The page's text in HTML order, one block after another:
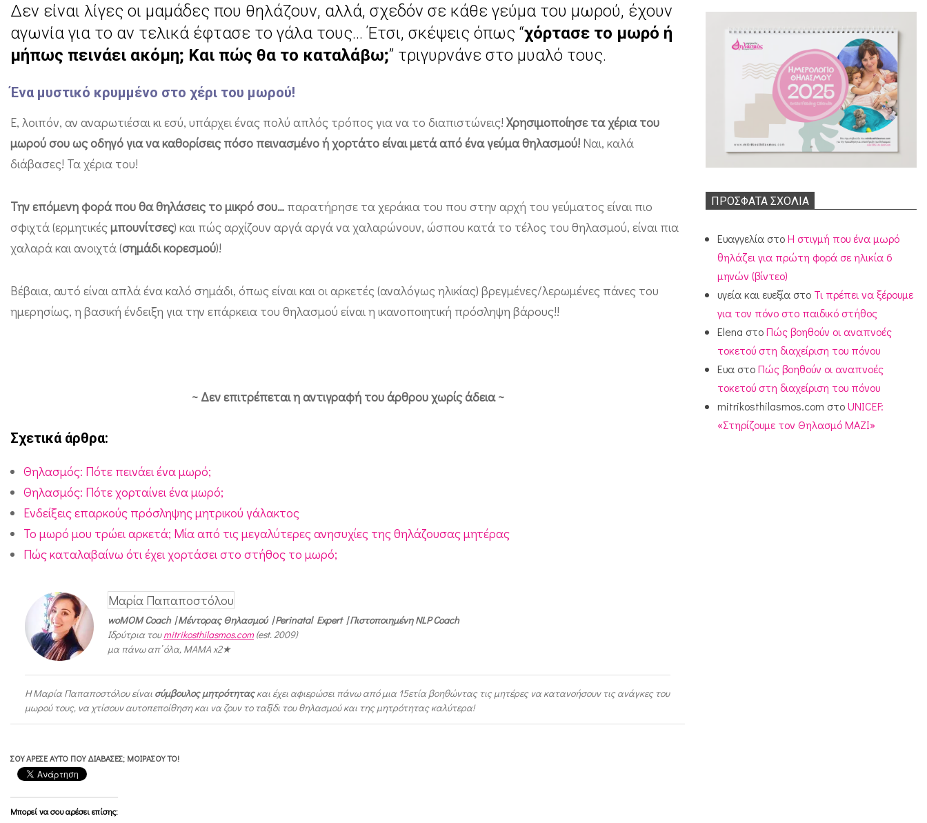
Δ
ε
ς
τ
ο
χ
έ
ρ
τ
ο
υ
Δεν είναι λίγες οι μαμάδες που θηλάζουν, αλλά, σχεδόν σε κάθε γεύμα του μωρού, έχουν
αγωνία για το αν τελικά έφτασε το γάλα τους… Έτσι, σκέψεις όπως “χόρτασε το μωρό ή
μήπως πεινάει ακόμη; Και πώς θα το καταλάβω;” τριγυρνάνε στο μυαλό τους.
Ένα μυστικό κρυμμένο στο χέρι του μωρού!
Ε, λοιπόν, αν αναρωτιέσαι κι εσύ, υπάρχει ένας πολύ απλός τρόπος για να το διαπιστώνεις! Χρησιμοποίησε τα χέρια του
μωρού σου ως οδηγό για να καθορίσεις πόσο πεινασμένο ή χορτάτο είναι μετά από ένα γεύμα θηλασμού! Ναι, καλά
διάβασες! Τα χέρια του! ⁣
Την επόμενη φορά που θα θηλάσεις το μικρό σου… παρατήρησε τα χεράκια του που στην αρχή του γεύματος είναι πιο
σφιχτά (ερμητικέςμπουνίτσες) και πώς αρχίζουν αργά αργά να χαλαρώνουν, ώσπου κατά το τέλος του θηλασμού, είναι πια
χαλαρά και ανοιχτά (σημάδι κορεσμού)!
Βέβαια, αυτό είναι απλά ένα καλό σημάδι, όπως είναι και οι αρκετές (αναλόγως ηλικίας) βρεγμένες/λερωμένες πάνες του
ημερησίως, η βασική ένδειξη για την επάρκεια του θηλασμού είναι η ικανοποιητική πρόσληψη βάρους!!
~ Δεν επιτρέπεται η αντιγραφή του άρθρου χωρίς άδεια ~
Σχετικά άρθρα:
Θηλασμός: Πότε πεινάει ένα μωρό;
Θηλασμός: Πότε χορταίνει ένα μωρό;
Ενδείξεις επαρκούς πρόσληψης μητρικού γάλακτος
Το μωρό μου τρώει αρκετά; Μία από τις μεγαλύτερες ανησυχίες της θηλάζουσας μητέρας
Πώς καταλαβαίνω ότι έχει χορτάσει στο στήθος το μωρό;
Μαρία Παπαποστόλου
woMOM Coach | Μέντορας Θηλασμού | Perinatal Expert | Πιστοποιημένη NLP Coach
Ιδρύτρια τουmitrikosthilasmos.com (est. 2009)
μα πάνω απ’ όλα, ΜΑΜΑ x2★
Η Μαρία Παπαποστόλου είναι σύμβουλος μητρότηταςκαι έχει αφιερώσει πάνω από μια 15ετία βοηθώντας τις μητέρες να κατανοήσουν τις ανάγκες του
μωρού τους, να χτίσουν αυτοπεποίθηση και να ζουν το ταξίδι του θηλασμού και της μητρότητας καλύτερα!
ΣΟΥ ΆΡΕΣΕ ΑΥΤΌ ΠΟΥ ΔΙΆΒΑΣΕΣ; ΜΟΙΡΆΣΟΥ ΤΟ!
Μπορεί να σου αρέσει επίσης:
ΠΡΌΣΦΑΤΑ ΣΧΌΛΙΑ
Ευαγγελία στοΗ στιγμή που ένα μωρό
θηλάζει για πρώτη φορά σε ηλικία 6
μηνών (βίντεο)
υγεία και ευεξία στο Τι πρέπει να ξέρουμε
για τον πόνο στο παιδικό στήθος
Elena στοΠώς βοηθούν οι αναπνοές
τοκετού στη διαχείριση του πόνου
Ευα στοΠώς βοηθούν οι αναπνοές
τοκετού στη διαχείριση του πόνου
mitrikosthilasmos.com στοUNICEF:
«Στηρίζουμε τον Θηλασμό ΜΑΖΙ»